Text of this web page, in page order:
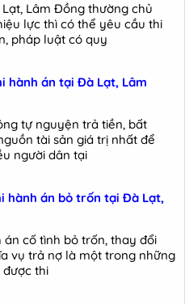
Lâm Đồng thường chủ
lực thì có thể yêu cầu thi
pháp luật có quy
hành án tại Đà Lạt, Lâm
tự nguyện trả tiền, bất
tài sản giá trị nhất để
người dân tại
hành án bỏ trốn tại Đà Lạt,
cố tình bỏ trốn, thay đổi
vụ trả nợ là một trong những
được thi